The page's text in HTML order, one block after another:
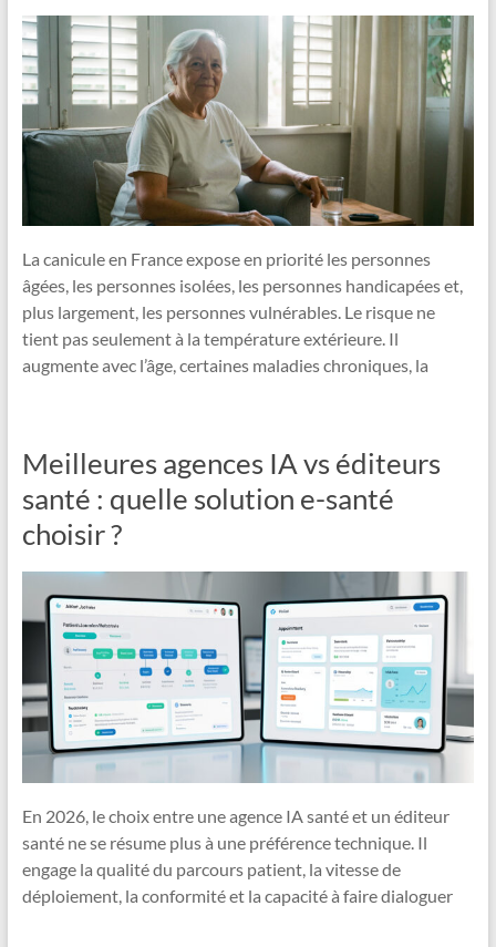
La canicule en France expose en priorité les personnes
âgées, les personnes isolées, les personnes handicapées et,
plus largement, les personnes vulnérables. Le risque ne
tient pas seulement à la température extérieure. Il
augmente avec l’âge, certaines maladies chroniques, la
Meilleures agences IA vs éditeurs
santé : quelle solution e-santé
choisir ?
En 2026, le choix entre une agence IA santé et un éditeur
santé ne se résume plus à une préférence technique. Il
engage la qualité du parcours patient, la vitesse de
déploiement, la conformité et la capacité à faire dialoguer